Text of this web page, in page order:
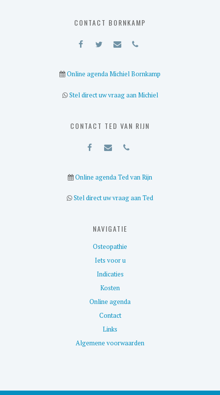
CONTACT BORNKAMP
Online agenda Michiel Bornkamp
Stel direct uw vraag aan Michiel
CONTACT TED VAN RIJN
Online agenda Ted van Rijn
Stel direct uw vraag aan Ted
NAVIGATIE
Osteopathie
Iets voor u
Indicaties
Kosten
Online agenda
Contact
Links
Algemene voorwaarden